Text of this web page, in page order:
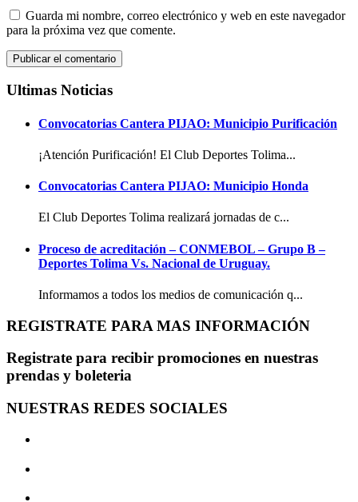
Guarda mi nombre, correo electrónico y web en este navegador
para la próxima vez que comente.
Ultimas Noticias
Convocatorias Cantera PIJAO: Municipio Purificación
¡Atención Purificación! El Club Deportes Tolima...
Convocatorias Cantera PIJAO: Municipio Honda
El Club Deportes Tolima realizará jornadas de c...
Proceso de acreditación – CONMEBOL – Grupo B –
Deportes Tolima Vs. Nacional de Uruguay.
Informamos a todos los medios de comunicación q...
REGISTRATE PARA MAS INFORMACIÓN
Registrate para recibir promociones en nuestras
prendas y boleteria
NUESTRAS REDES SOCIALES